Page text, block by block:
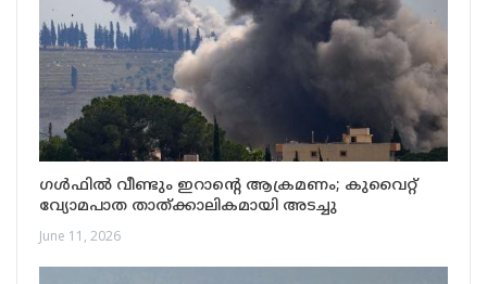
ഗൾഫിൽ വീണ്ടും ഇറാന്റെ ആക്രമണം; കുവൈറ്റ്
വ്യോമപാത താത്ക്കാലികമായി അടച്ചു
June 11, 2026